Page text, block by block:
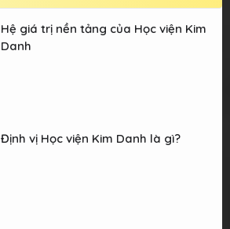
Hệ giá trị nền tảng của Học viện Kim
Danh
Định vị Học viện Kim Danh là gì?